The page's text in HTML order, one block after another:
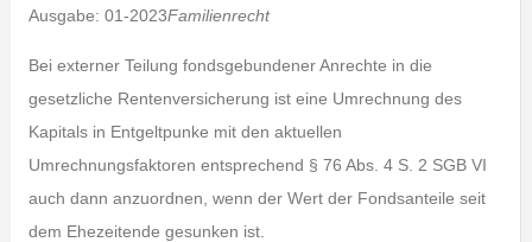
Ausgabe: 01-2023Familienrecht
Bei externer Teilung fondsgebundener Anrechte in die
gesetzliche Rentenversicherung ist eine Umrechnung des
Kapitals in Entgeltpunke mit den aktuellen
Umrechnungsfaktoren entsprechend § 76 Abs. 4 S. 2 SGB VI
auch dann anzuordnen, wenn der Wert der Fondsanteile seit
dem Ehezeitende gesunken ist.